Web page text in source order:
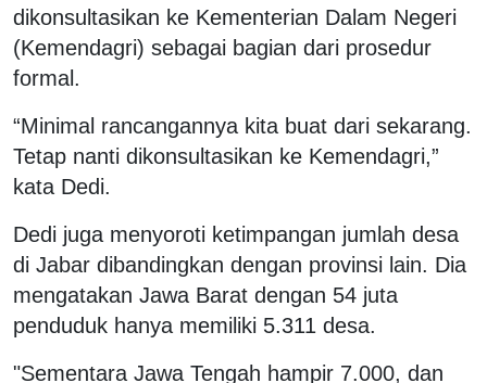
dikonsultasikan ke Kementerian Dalam Negeri
(Kemendagri) sebagai bagian dari prosedur
formal.
“Minimal rancangannya kita buat dari sekarang.
Tetap nanti dikonsultasikan ke Kemendagri,”
kata Dedi.
Dedi juga menyoroti ketimpangan jumlah desa
di Jabar dibandingkan dengan provinsi lain. Dia
mengatakan Jawa Barat dengan 54 juta
penduduk hanya memiliki 5.311 desa.
"Sementara Jawa Tengah hampir 7.000, dan